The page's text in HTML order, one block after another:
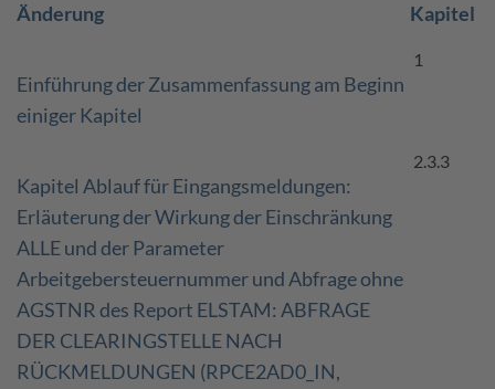
Änderung Kapitel
Einführung der Zusammenfassung am Beginn
einiger Kapitel
1
Kapitel Ablauf für Eingangsmeldungen:
Erläuterung der Wirkung der Einschränkung
ALLE und der Parameter
Arbeitgebersteuernummer und Abfrage ohne
AGSTNR des Report ELSTAM: ABFRAGE
DER CLEARINGSTELLE NACH
RÜCKMELDUNGEN (RPCE2AD0_IN,
2.3.3